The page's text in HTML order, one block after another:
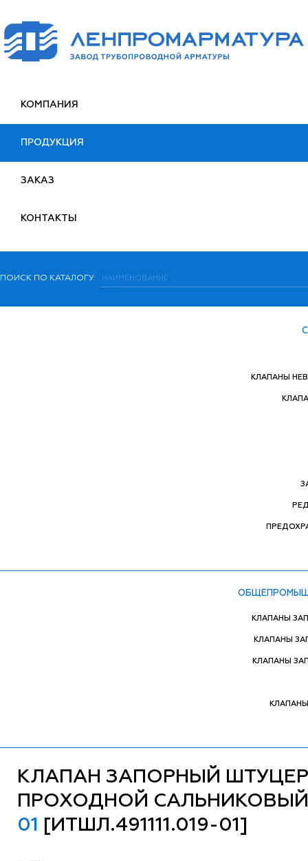
КОМПАНИЯ
ПРОДУКЦИЯ
ЗАКАЗ
КОНТАКТЫ
ПОИСК ПО КАТАЛОГУ:
КЛАПАНЫ
КЛАПАНЫ
КЛАПАНЫ
КЛАПАНЫ
КЛАПАН ЗАПОРНЫЙ
ПРОХОДНОЙ
01
[ИТШЛ.491111.019-01]